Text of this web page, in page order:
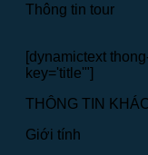
Thông tin tour
[dynamictext
key='title'"]
THÔNG TIN
Giới tính